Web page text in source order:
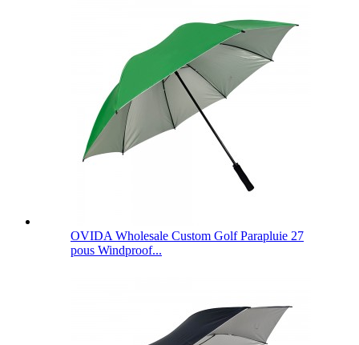
OVIDA Wholesale Custom Golf Parapluie 27
pous Windproof...